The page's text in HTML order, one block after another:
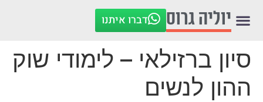
יוליה גרוס דברו איתנו
סיון ברזילאי – לימודי שוק
ההון לנשים